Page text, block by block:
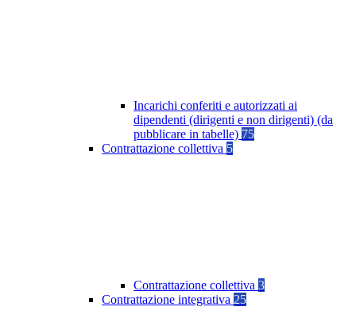
Incarichi conferiti e autorizzati ai
dipendenti (dirigenti e non dirigenti) (da
pubblicare in tabelle) 75
Contrattazione collettiva 5
Contrattazione collettiva 3
Contrattazione integrativa 25